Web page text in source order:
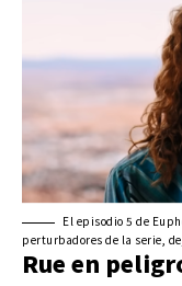
El episodio 5 de
perturbadores de la serie,
Rue en